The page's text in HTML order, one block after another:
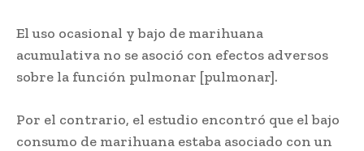
El uso ocasional y bajo de marihuana
acumulativa no se asoció con efectos adversos
sobre la función pulmonar [pulmonar].
Por el contrario, el estudio encontró que el bajo
consumo de marihuana estaba asociado con un